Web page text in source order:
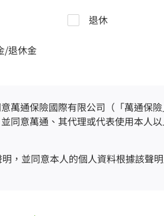
退休
/退休金
萬通保險國際有限公司（「萬通保
並同意萬通、其代理或代表使用本人
，並同意本人的個人資料根據該聲